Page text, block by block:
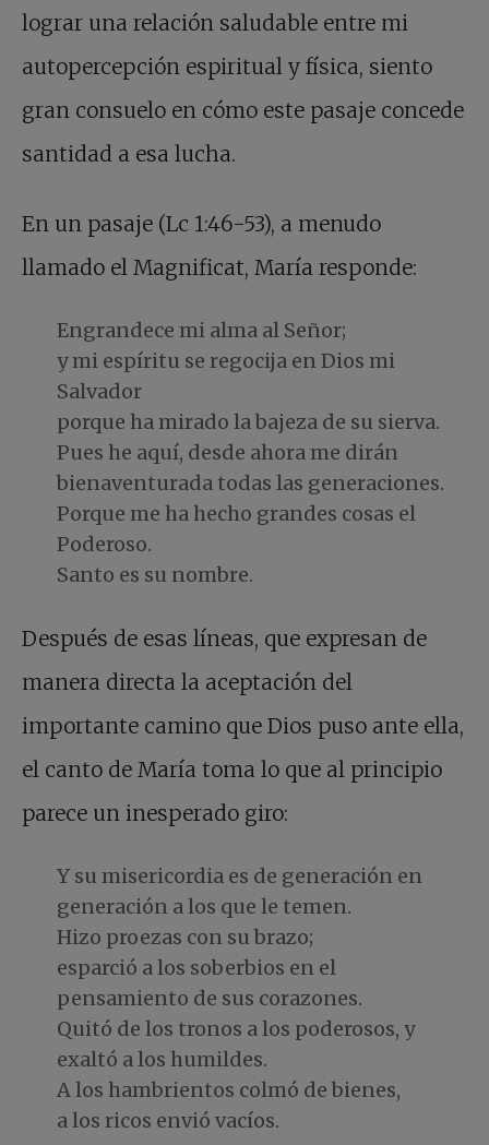
lograr una relación saludable entre mi
autopercepción espiritual y física, siento
gran consuelo en cómo este pasaje concede
santidad a esa lucha.
En un pasaje (Lc 1:46-53), a menudo
llamado el Magnificat, María responde:
Engrandece mi alma al Señor;
y mi espíritu se regocija en Dios mi
Salvador
porque ha mirado la bajeza de su sierva.
Pues he aquí, desde ahora me dirán
bienaventurada todas las generaciones.
Porque me ha hecho grandes cosas el
Poderoso.
Santo es su nombre.
Después de esas líneas, que expresan de
manera directa la aceptación del
importante camino que Dios puso ante ella,
el canto de María toma lo que al principio
parece un inesperado giro:
Y su misericordia es de generación en
generación a los que le temen.
Hizo proezas con su brazo;
esparció a los soberbios en el
pensamiento de sus corazones.
Quitó de los tronos a los poderosos, y
exaltó a los humildes.
A los hambrientos colmó de bienes,
a los ricos envió vacíos.